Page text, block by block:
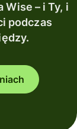
Wise – i Ty, i
podczas